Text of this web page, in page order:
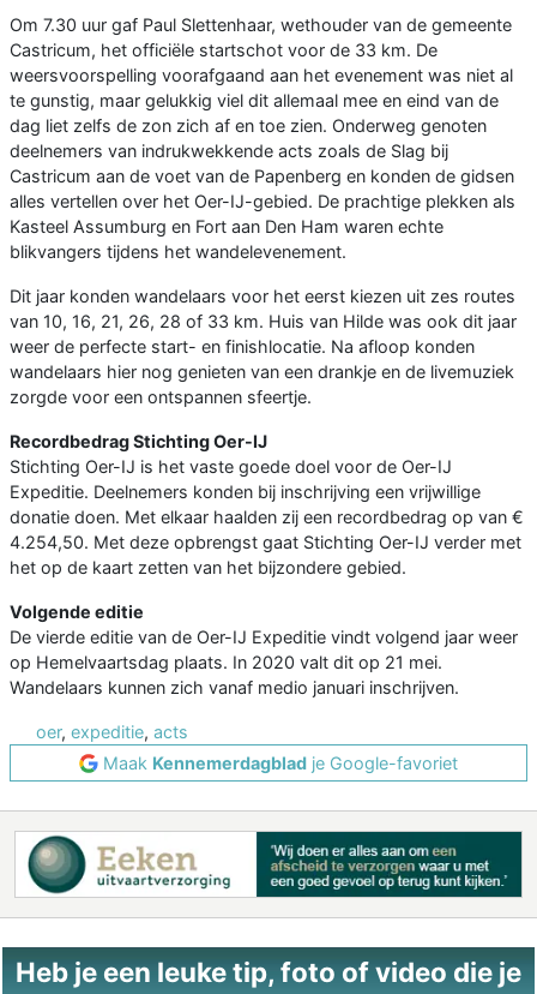
Om 7.30 uur gaf Paul Slettenhaar, wethouder van de gemeente
Castricum, het officiële startschot voor de 33 km. De
weersvoorspelling voorafgaand aan het evenement was niet al
te gunstig, maar gelukkig viel dit allemaal mee en eind van de
dag liet zelfs de zon zich af en toe zien. Onderweg genoten
deelnemers van indrukwekkende acts zoals de Slag bij
Castricum aan de voet van de Papenberg en konden de gidsen
alles vertellen over het Oer-IJ-gebied. De prachtige plekken als
Kasteel Assumburg en Fort aan Den Ham waren echte
blikvangers tijdens het wandelevenement.
Dit jaar konden wandelaars voor het eerst kiezen uit zes routes
van 10, 16, 21, 26, 28 of 33 km. Huis van Hilde was ook dit jaar
weer de perfecte start- en finishlocatie. Na afloop konden
wandelaars hier nog genieten van een drankje en de livemuziek
zorgde voor een ontspannen sfeertje.
Recordbedrag Stichting Oer-IJ
Stichting Oer-IJ is het vaste goede doel voor de Oer-IJ
Expeditie. Deelnemers konden bij inschrijving een vrijwillige
donatie doen. Met elkaar haalden zij een recordbedrag op van €
4.254,50. Met deze opbrengst gaat Stichting Oer-IJ verder met
het op de kaart zetten van het bijzondere gebied.
Volgende editie
De vierde editie van de Oer-IJ Expeditie vindt volgend jaar weer
op Hemelvaartsdag plaats. In 2020 valt dit op 21 mei.
Wandelaars kunnen zich vanaf medio januari inschrijven.
oer, expeditie, acts
Maak Kennemerdagblad je Google-favoriet
Heb je een leuke tip, foto of video die je